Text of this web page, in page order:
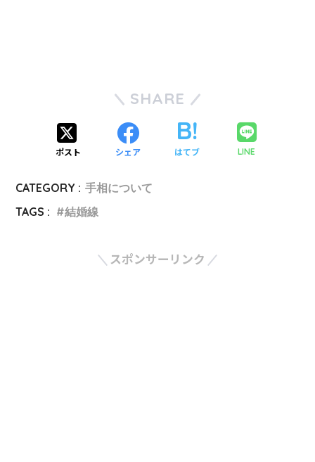
SHARE
ポスト シェア はてブ LINE
CATEGORY : 手相について
TAGS :
結婚線
スポンサーリンク